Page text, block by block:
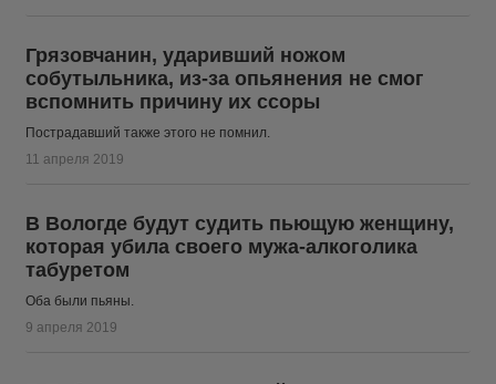
Грязовчанин, ударивший ножом
собутыльника, из-за опьянения не смог
вспомнить причину их ссоры
Пострадавший также этого не помнил.
11 апреля 2019
В Вологде будут судить пьющую женщину,
которая убила своего мужа-алкоголика
табуретом
Оба были пьяны.
9 апреля 2019